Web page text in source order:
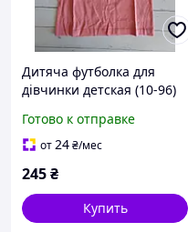
Дитяча футболка для
дівчинки детская (10-96)
Готово к отправке
от24₴/мес
245₴
Купить